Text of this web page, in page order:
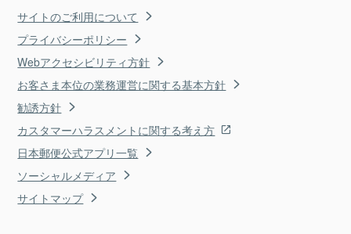
サイトのご利用について
プライバシーポリシー
Webアクセシビリティ方針
お客さま本位の業務運営に関する基本方針
勧誘方針
カスタマーハラスメントに関する考え方
日本郵便公式アプリ一覧
ソーシャルメディア
サイトマップ